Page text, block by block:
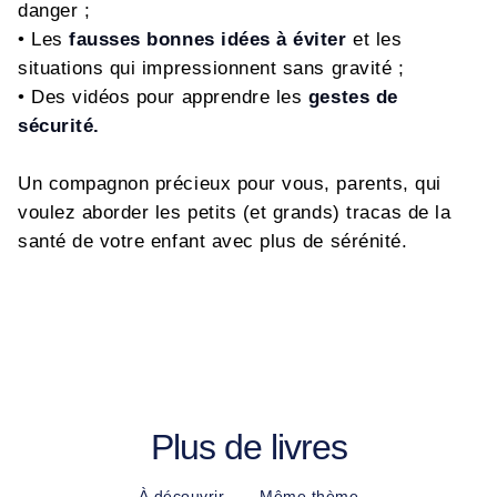
danger ;
• Lesfausses bonnes idées à éviter et les
situations qui impressionnent sans gravité ;
• Des vidéos pour apprendre les gestes de
sécurité.
Un compagnon précieux pour vous, parents, qui
voulez aborder les petits (et grands) tracas de la
santé de votre enfant avec plus de sérénité.
Plus de livres